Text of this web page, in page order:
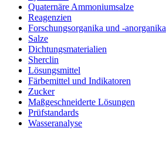
Quaternäre Ammoniumsalze
Reagenzien
Forschungsorganika und -anorganika
Salze
Dichtungsmaterialien
Sherclin
Lösungsmittel
Färbemittel und Indikatoren
Zucker
Maßgeschneiderte Lösungen
Prüfstandards
Wasseranalyse